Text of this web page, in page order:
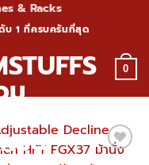
& Racks
บ 1 ที่ครบครันที่สุด
0